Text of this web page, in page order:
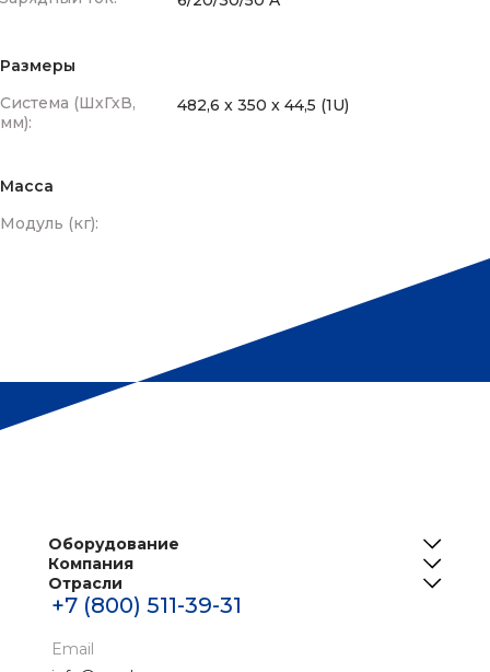
Размеры
Система (ШхГхВ,
мм):
482,6 x 350 x 44,5 (1U)
Масса
Модуль (кг):
Оборудование
ИБП
Решения для телеком
Компания
О нас
Реализованные проекты
Новости
Отрасли
Центры обработки данных
Банки
+7 (800) 511-39-31
Email